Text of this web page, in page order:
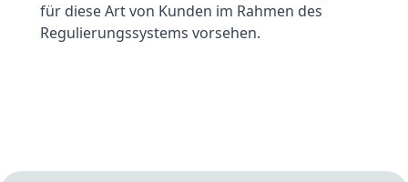
für diese Art von Kunden im Rahmen des
Regulierungssystems vorsehen.